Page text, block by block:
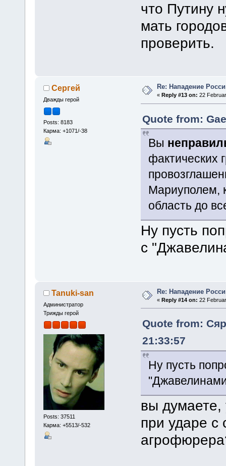
что Путину
мать
проверить.
Сергей
Дважды герой
Posts: 8183
Карма: +1071/-38
Re: Нападение
«Reply #13 on: 22
Quote from:
Вы
фактических
Мариуполем,
область до
Ну пусть
с
Tanuki-san
Администратор
Трижды герой
Posts: 37511
Карма: +5513/-532
Re: Нападение
«Reply #14 on: 22
Quote from:
21:33:57
Ну пусть
вы
при ударе с